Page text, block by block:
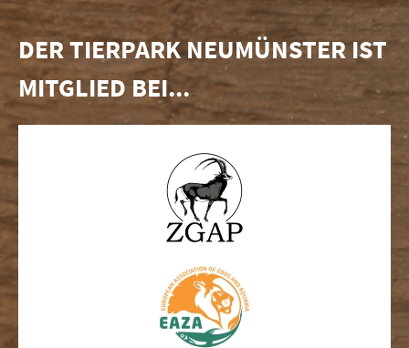
DER TIERPARK NEUMÜNSTER IST
MITGLIED BEI...